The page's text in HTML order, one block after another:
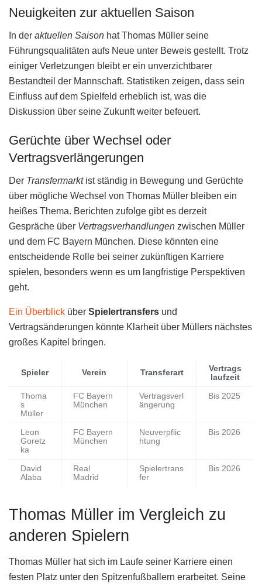
Neuigkeiten zur aktuellen Saison
In der aktuellen Saison hat Thomas Müller seine
Führungsqualitäten aufs Neue unter Beweis gestellt. Trotz
einiger Verletzungen bleibt er ein unverzichtbarer
Bestandteil der Mannschaft. Statistiken zeigen, dass sein
Einfluss auf dem Spielfeld erheblich ist, was die
Diskussion über seine Zukunft weiter befeuert.
Gerüchte über Wechsel oder
Vertragsverlängerungen
Der Transfermarktist ständig in Bewegung und Gerüchte
über mögliche Wechsel von Thomas Müller bleiben ein
heißes Thema. Berichten zufolge gibt es derzeit
Gespräche über Vertragsverhandlungen zwischen Müller
und dem FC Bayern München. Diese könnten eine
entscheidende Rolle bei seiner zukünftigen Karriere
spielen, besonders wenn es um langfristige Perspektiven
geht.
Ein Überblick über Spielertransfers und
Vertragsänderungen könnte Klarheit über Müllers nächstes
großes Kapitel bringen.
Spieler Verein Transferart
Vertrags
laufzeit
Thoma
s
Müller
FC Bayern
München
Vertragsverl
ängerung
Bis 2025
Leon
Goretz
ka
FC Bayern
München
Neuverpflic
htung
Bis 2026
David
Alaba
Real
Madrid
Spielertrans
fer
Bis 2026
Thomas Müller im Vergleich zu
anderen Spielern
Thomas Müller hat sich im Laufe seiner Karriere einen
festen Platz unter den Spitzenfußballern erarbeitet. Seine